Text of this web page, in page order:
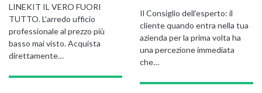
LINEKIT IL VERO FUORI
TUTTO. L’arredo ufficio
professionale al prezzo più
basso mai visto. Acquista
direttamente…
Il Consiglio dell’esperto: il
cliente quando entra nella tua
azienda per la prima volta ha
una percezione immediata
che…